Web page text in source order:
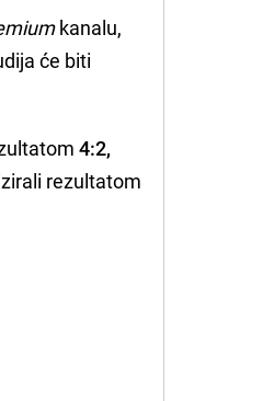
kanalu,
će biti
4:2,
rezultatom